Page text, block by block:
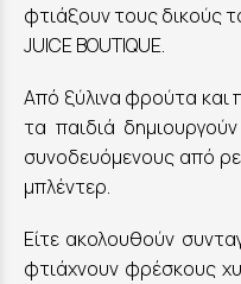
φτιάξουν τους δικούς
JUICE BOUTIQUE.
Από ξύλινα φρούτα και
τα παιδιά
συνοδευόμενους από
μπλέντερ.
Είτε ακολουθούν
φτιάχνουν φρέσκους